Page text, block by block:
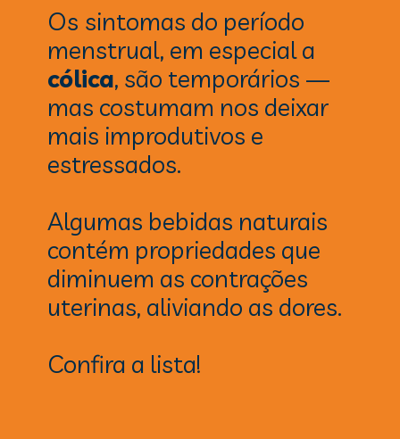
Os sintomas do período
menstrual, em especial a
cólica, são temporários —
mas costumam nos deixar
mais improdutivos e
estressados.
Algumas bebidas naturais
contém propriedades que
diminuem as contrações
uterinas, aliviando as dores.
Confira a lista!